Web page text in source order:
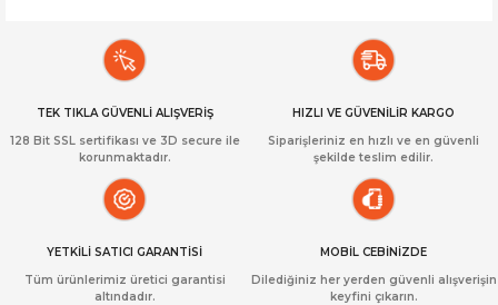
TEK TIKLA GÜVENLİ ALIŞVERİŞ
128 Bit SSL sertifikası ve 3D secure ile
korunmaktadır.
HIZLI VE GÜVENİLİR KARGO
Siparişleriniz en hızlı ve en güvenli
şekilde teslim edilir.
YETKİLİ SATICI GARANTİSİ
Tüm ürünlerimiz üretici garantisi
altındadır.
MOBİL CEBİNİZDE
Dilediğiniz her yerden güvenli alışverişin
keyfini çıkarın.